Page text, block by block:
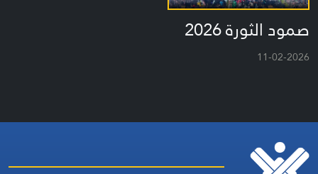
صمود الثورة 2026
11-02-2026